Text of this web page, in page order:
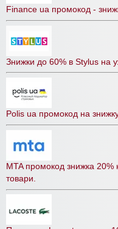
Finance ua промокод -
Знижки до 60% в Stylus на
Polis ua промокод на
MTA промокод знижка 20%
товари.